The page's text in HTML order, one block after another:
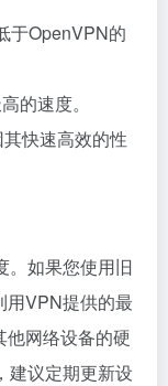
于OpenVPN的
的速度。
快速高效的性
。如果您使用旧
用VPN提供的最
网络设备的硬
建议定期更新设